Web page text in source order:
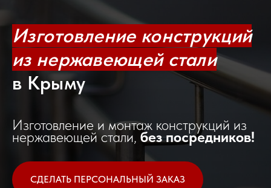
Изготовление конструкций
из нержавеющей стали
в Крыму
Изготовление и монтаж конструкций из
нержавеющей стали, без посредников!
СДЕЛАТЬ ПЕРСОНАЛЬНЫЙ ЗАКАЗ